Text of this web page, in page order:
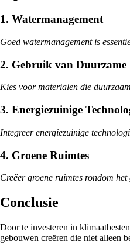
1. Watermanagement
Goed watermanagement is
2. Gebruik van Duurzame
Kies voor materialen die
3. Energiezuinige
Integreer energiezuinige
4. Groene Ruimtes
Creëer groene ruimtes rondom
Conclusie
Door te investeren in
gebouwen creëren die niet alleen